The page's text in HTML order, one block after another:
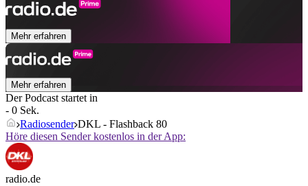
Mehr erfahren
Mehr erfahren
Der Podcast startet in
- 0 Sek.
Radiosender DKL - Flashback 80
Höre diesen Sender kostenlos in der App:
radio.de